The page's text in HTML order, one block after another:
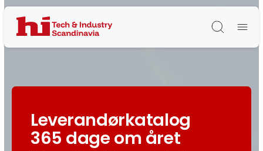
Søg
Leverandørkatalog
365 dage om året